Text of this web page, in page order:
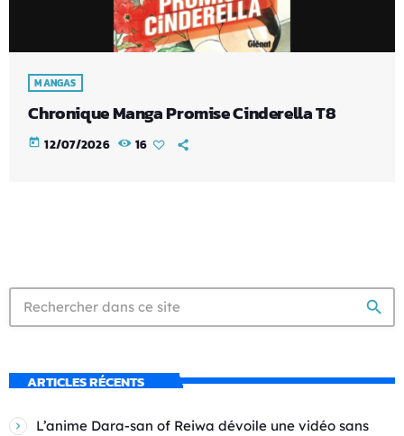
MANGAS
Chronique Manga Promise Cinderella T8
today 12/07/2026 16
search
ARTICLES RÉCENTS
L’anime Dara-san of Reiwa dévoile une vidéo sans